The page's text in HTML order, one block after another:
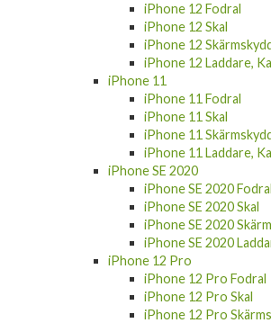
iPhone 12 Fodral
iPhone 12 Skal
iPhone 12
iPhone 12 Laddare,
iPhone 11
iPhone 11 Fodral
iPhone 11 Skal
iPhone 11
iPhone 11 Laddare,
iPhone SE 2020
iPhone SE 2020 Fodral
iPhone SE 2020 Skal
iPhone SE 2020
iPhone SE 2020
iPhone 12 Pro
iPhone 12 Pro Fodral
iPhone 12 Pro Skal
iPhone 12 Pro